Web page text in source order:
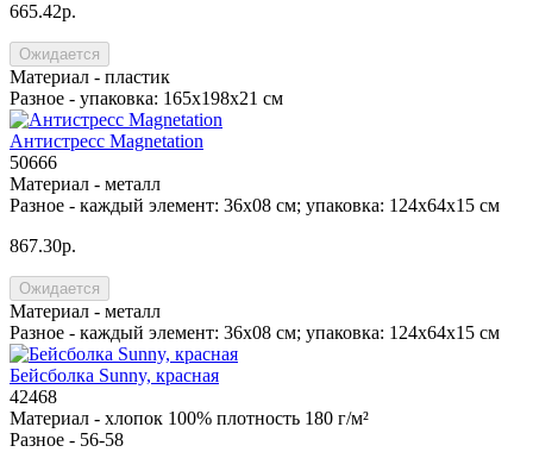
665.42р.
Ожидается
Материал - пластик
Разное - упаковка: 165х198х21 см
Антистресс Magnetation
50666
Материал - металл
Разное - каждый элемент: 36х08 см; упаковка: 124x64x15 см
867.30р.
Ожидается
Материал - металл
Разное - каждый элемент: 36х08 см; упаковка: 124x64x15 см
Бейсболка Sunny, красная
42468
Материал - хлопок 100% плотность 180 г/м²
Разное - 56-58